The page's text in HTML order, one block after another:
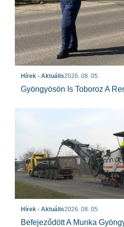
Hírek - Aktuális2026. 08. 05.
Gyöngyösön Is Toboroz A
Hírek - Aktuális2026. 08. 05.
Befejeződött A Munka